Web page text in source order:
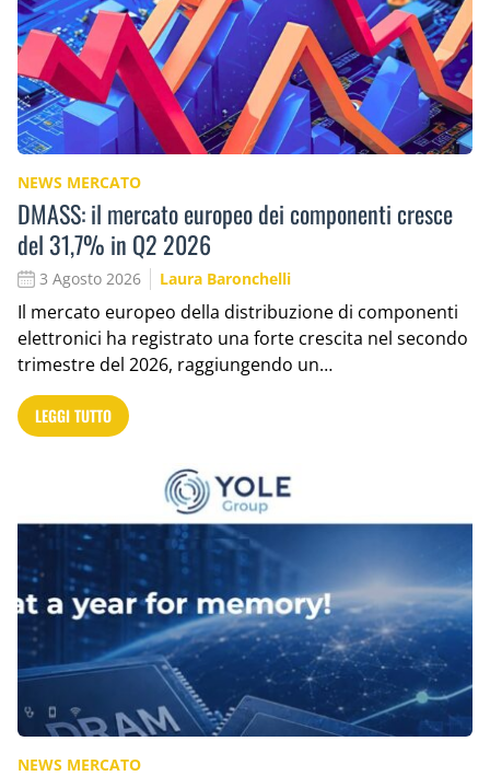
NEWS MERCATO
DMASS: il mercato europeo dei componenti cresce
del 31,7% in Q2 2026
3 Agosto 2026 Laura Baronchelli
Il mercato europeo della distribuzione di componenti
elettronici ha registrato una forte crescita nel secondo
trimestre del 2026, raggiungendo un…
LEGGI TUTTO
NEWS MERCATO